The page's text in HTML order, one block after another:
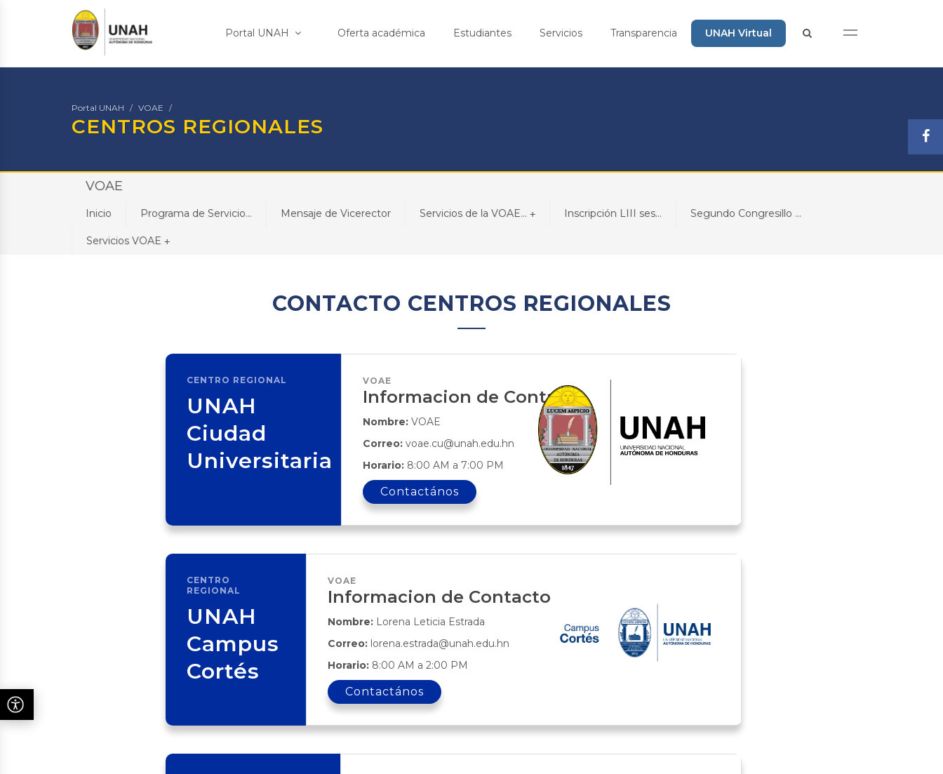
Portal UNAH Oferta académica Estudiantes Servicios Transparencia UNAH Virtual
Portal UNAH VOAE
CENTROS REGIONALES
VOAE
Inicio Programa de Servicio... Mensaje de Vicerector +
Servicios de la VOAE... Inscripción LIII ses... Segundo Congresillo ...
+
Servicios VOAE
CONTACTO CENTROS REGIONALES
CENTRO REGIONAL
UNAH
Ciudad
Universitaria
VOAE
Informacion de Contacto
Nombre: VOAE
Correo: voae.cu@unah.edu.hn
Horario: 8:00 AM a 7:00 PM
Contactános
CENTRO
REGIONAL
UNAH
Campus
Cortés
VOAE
Informacion de Contacto
Nombre: Lorena Leticia Estrada
Correo: lorena.estrada@unah.edu.hn
Horario: 8:00 AM a 2:00 PM
Contactános